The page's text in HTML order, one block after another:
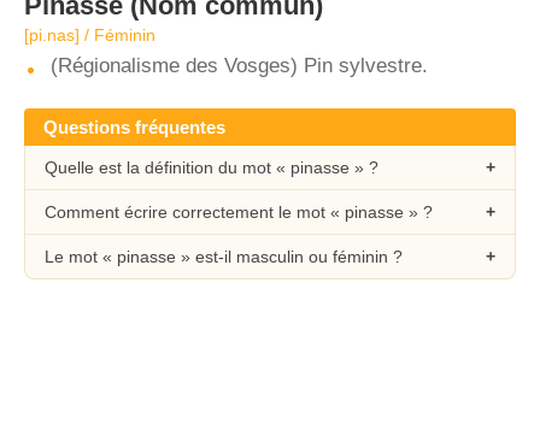
[pi.nas] / Féminin
(Régionalisme des Vosges) Pin sylvestre.
Questions fréquentes
Quelle est la définition du mot « pinasse » ?
Comment écrire correctement le mot « pinasse » ?
Le mot « pinasse » est-il masculin ou féminin ?